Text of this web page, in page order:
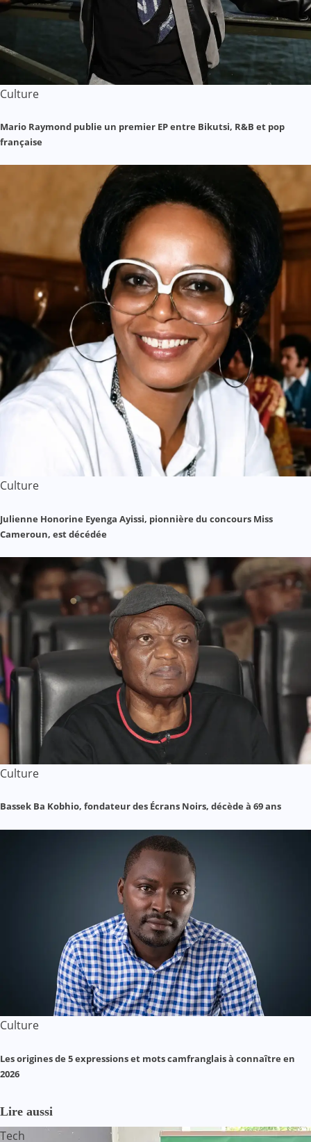
Culture
Mario Raymond publie un premier EP entre Bikutsi, R&B et pop
française
Culture
Julienne Honorine Eyenga Ayissi, pionnière du concours Miss
Cameroun, est décédée
Culture
Bassek Ba Kobhio, fondateur des Écrans Noirs, décède à 69 ans
Culture
Les origines de 5 expressions et mots camfranglais à connaître en
2026
Lire aussi
Tech